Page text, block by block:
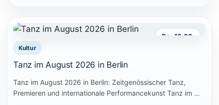
Do., 13.08.
Kultur
Tanz im August 2026 in Berlin
Tanz im August 2026 in Berlin: Zeitgenössischer Tanz,
Premieren und internationale Performancekunst Tanz im …